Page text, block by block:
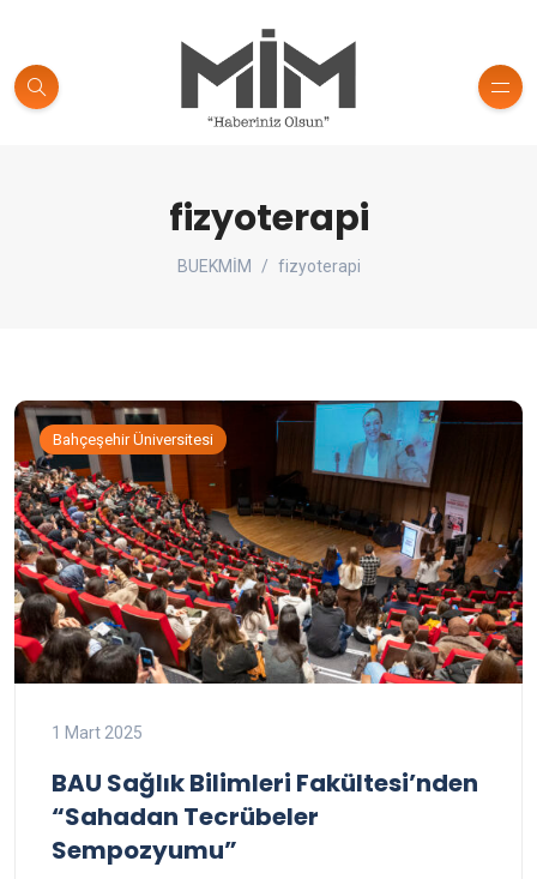
fizyoterapi
BUEKMİM fizyoterapi
Bahçeşehir Üniversitesi
1 Mart 2025
BAU Sağlık Bilimleri Fakültesi’nden
“Sahadan Tecrübeler
Sempozyumu”